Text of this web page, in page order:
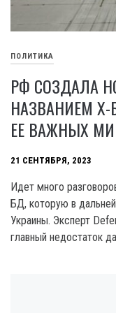
ПОЛИТИКА
РФ СОЗДАЛА
НАЗВАНИЕМ Х-
ЕЕ ВАЖНЫХ
21 СЕНТЯБРЯ, 2023
Идет много
БД, которую в
Украины. Эксперт
главный недостаток